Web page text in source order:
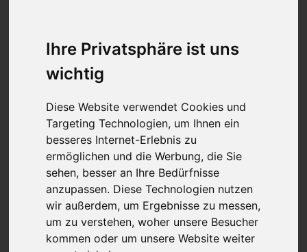
Ihre Privatsphäre ist uns
wichtig
Diese Website verwendet Cookies und
Targeting Technologien, um Ihnen ein
besseres Internet-Erlebnis zu
ermöglichen und die Werbung, die Sie
sehen, besser an Ihre Bedürfnisse
anzupassen. Diese Technologien nutzen
wir außerdem, um Ergebnisse zu messen,
um zu verstehen, woher unsere Besucher
kommen oder um unsere Website weiter
Über uns
Wir beschäftigen uns seit vielen Jahren mit
Digitalisierung und Automatisierung in der
Automobilbranche. Die
Schadensmeldung.digital ist dabei unser
Highlight aus der Werkstatt, für die
Werkstatt. Unsere Vision dabei – ein
einfaches und intuitives
Schadenmanagement, das Papier und Zeit
bei allen Beteiligten spart. Lernen Sie jetzt